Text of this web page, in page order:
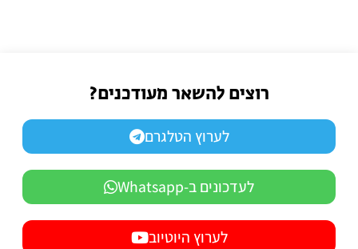
רוצים להשאר מעודכנים?
לערוץ הטלגרם
לעדכונים ב-Whatsapp
לערוץ היוטיוב